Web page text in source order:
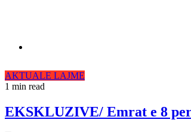
AKTUALE LAJME
1 min read
EKSKLUZIVE/ Emrat e 8